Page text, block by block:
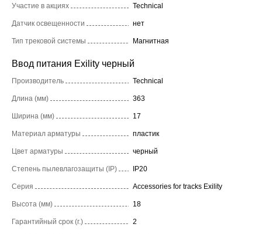
Участие в акциях Technical
Датчик освещенности нет
Тип трековой системы Магнитная
Ввод питания Exility черный
Производитель Technical
Длина (мм) 363
Ширина (мм) 17
Материал арматуры пластик
Цвет арматуры черный
Степень пылевлагозащиты (IP) IP20
Серия Accessories for tracks Exility
Высота (мм) 18
Гарантийный срок (г.) 2